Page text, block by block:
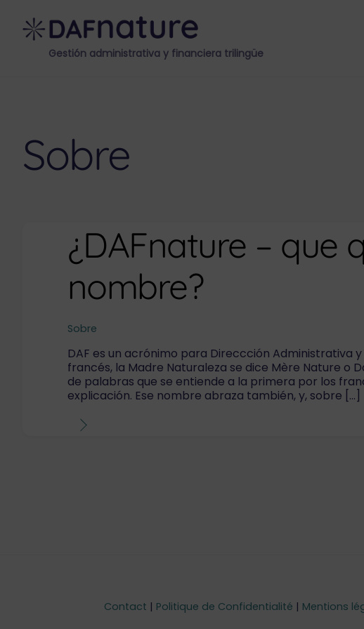
content
Gestión administrativa y financiera trilingüe
Sobre
¿DAFnature – que
nombre?
Sobre
DAF es un acrónimo para Direccción Administrativa
francés, la Madre Naturaleza se dice Mère Nature o
de palabras que se entiende a la primera por los
explicación. Ese nombre abraza también, y, sobre […]
Contact | Politique de Confidentialité | Mentions